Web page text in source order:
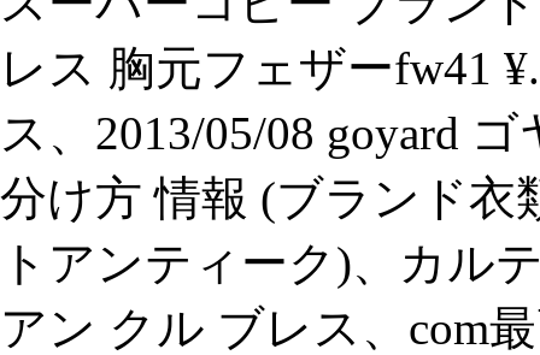
レス 胸元フェザーfw41
ス、2013/05/08 goyard
分け方 情報 (ブランド衣
トアンティーク)、カル
アン クル ブレス、com